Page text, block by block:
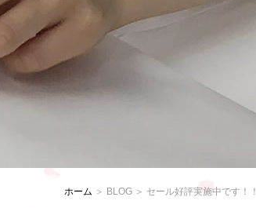
ホーム ＞ BLOG ＞ セール好評実施中です！！